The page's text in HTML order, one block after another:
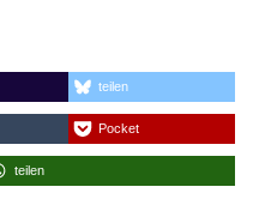
teilen
Pocket
teilen